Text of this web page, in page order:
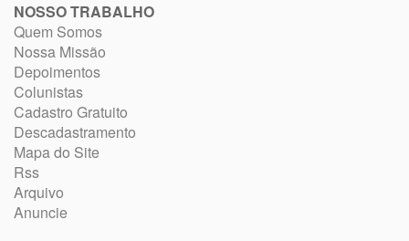
NOSSO TRABALHO
Quem Somos
Nossa Missão
Depoimentos
Colunistas
Cadastro Gratuito
Descadastramento
Mapa do Site
Rss
Arquivo
Anuncie